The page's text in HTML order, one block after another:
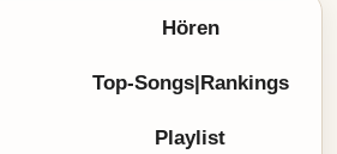
Hören
Top-Songs|Rankings
Playlist